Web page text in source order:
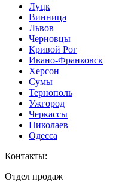
Луцк
Винница
Львов
Черновцы
Кривой Рог
Ивано-Франковск
Херсон
Сумы
Тернополь
Ужгород
Черкассы
Николаев
Одесса
Контакты:
Отдел продаж